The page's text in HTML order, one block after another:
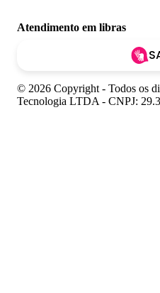
Atendimento em libras
© 2026 Copyright - Todos os
Tecnologia LTDA - CNPJ: